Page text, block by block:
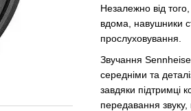
Незалежно від
вдома, навушники
прослуховування.
Звучання
середніми та
завдяки підтримці
передавання звуку,